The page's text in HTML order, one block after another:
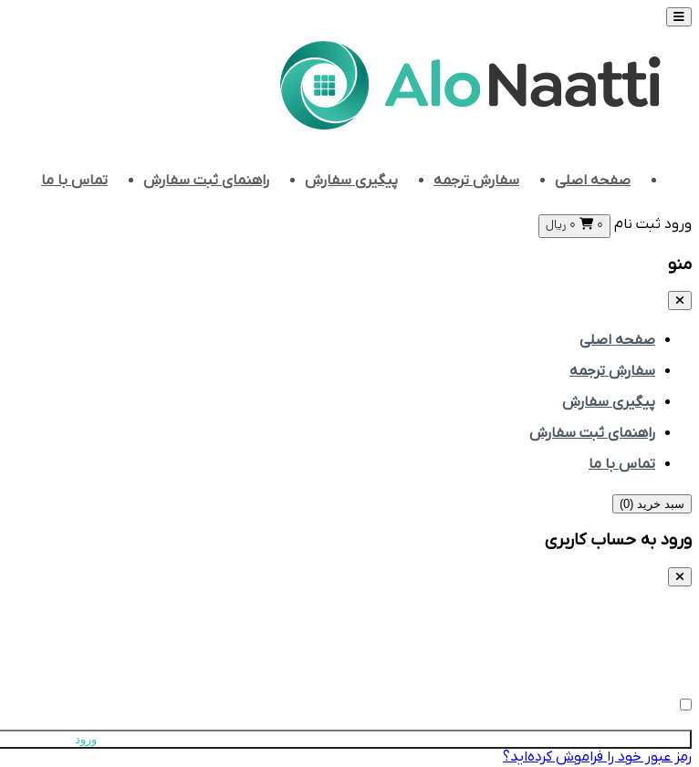
صفحه اصلی سفارش ترجمه پیگیری سفارش راهنمای ثبت سفارش تماس با ما
ورود ثبت نام 0
0 ریال
منو
صفحه اصلی
سفارش ترجمه
پیگیری سفارش
راهنمای ثبت سفارش
تماس با ما
سبد خرید (0
)
ورود به حساب کاربری
رمز عبور خود را فراموش کرده‌اید؟